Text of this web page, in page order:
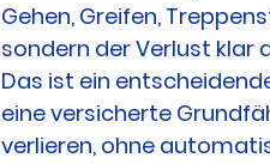
Gehen, Greifen,
sondern der Verlust klar
Das ist ein
eine versicherte
verlieren, ohne